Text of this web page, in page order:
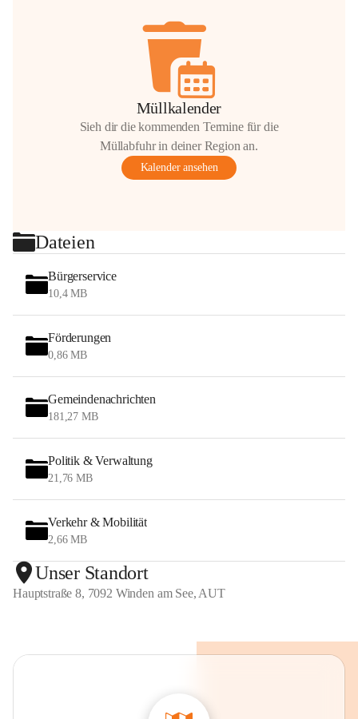
Müllkalender
Sieh dir die kommenden Termine für die
Müllabfuhr in deiner Region an.
Kalender ansehen
Dateien
Bürgerservice
10,4 MB
Förderungen
0,86 MB
Gemeindenachrichten
181,27 MB
Politik & Verwaltung
21,76 MB
Verkehr & Mobilität
2,66 MB
Unser Standort
Hauptstraße 8, 7092 Winden am See, AUT